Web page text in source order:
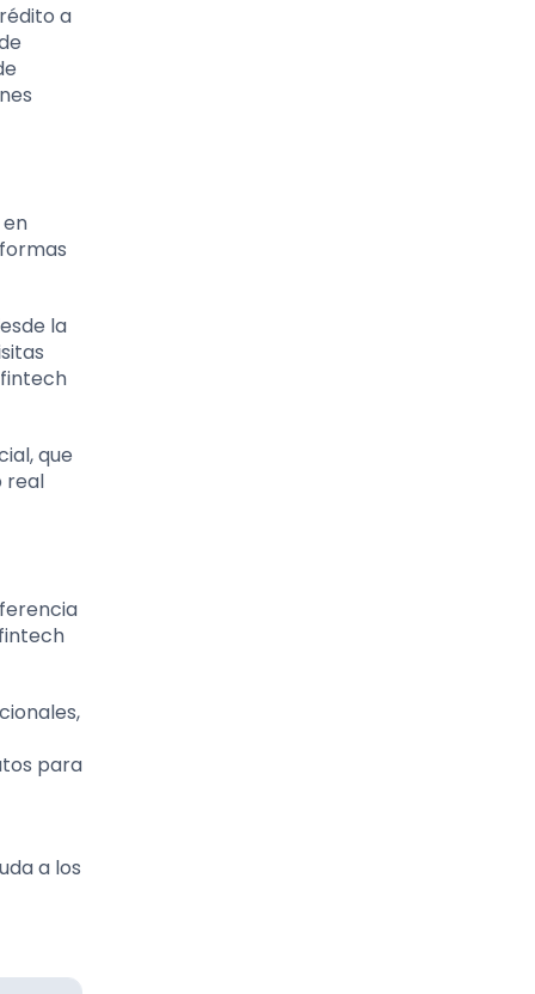
a
la
que
real
para
a los